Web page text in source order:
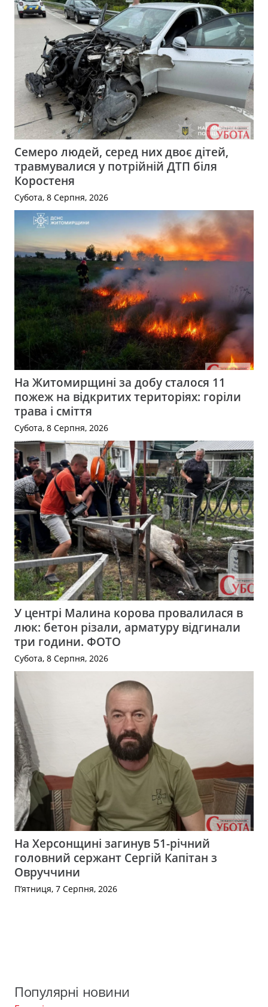
Семеро людей, серед них двоє дітей,
травмувалися у потрійній ДТП біля
Коростеня
Субота, 8 Серпня, 2026
На Житомирщині за добу сталося 11
пожеж на відкритих територіях: горіли
трава і сміття
Субота, 8 Серпня, 2026
У центрі Малина корова провалилася в
люк: бетон різали, арматуру відгинали
три години. ФОТО
Субота, 8 Серпня, 2026
На Херсонщині загинув 51-річний
головний сержант Сергій Капітан з
Овруччини
П’ятниця, 7 Серпня, 2026
Популярні новини